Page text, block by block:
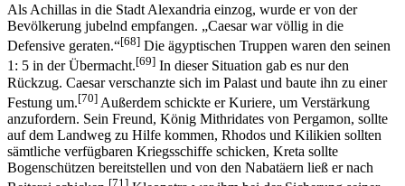
Als Achillas in die Stadt Alexandria einzog, wurde er von der
Bevölkerung jubelnd empfangen. „Caesar war völlig in die
Defensive geraten.“[68] Die ägyptischen Truppen waren den seinen
1: 5 in der Übermacht.[69] In dieser Situation gab es nur den
Rückzug. Caesar verschanzte sich im Palast und baute ihn zu einer
Festung um.[70] Außerdem schickte er Kuriere, um Verstärkung
anzufordern. Sein Freund, König Mithridates von Pergamon, sollte
auf dem Landweg zu Hilfe kommen, Rhodos und Kilikien sollten
sämtliche verfügbaren Kriegsschiffe schicken, Kreta sollte
Bogenschützen bereitstellen und von den Nabatäern ließ er nach
[71]